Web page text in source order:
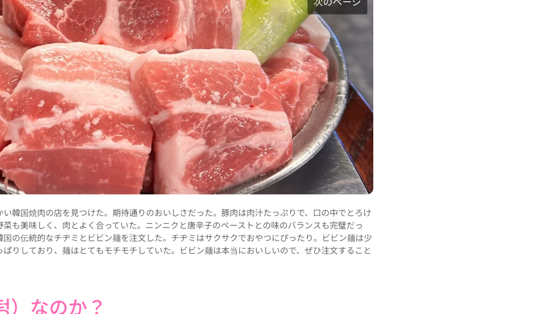
韓国焼肉の店を見つけた。期待通りのおいしさだった。豚肉は肉汁たっぷりで、口の中でとろけ
も美味しく、肉とよく合っていた。ニンニクと唐辛子のペーストとの味のバランスも完璧だっ
の伝統的なチヂミとビビン麺を注文した。チヂミはサクサクでおやつにぴったり。ビビン麺は少
りしており、麺はとてもモチモチしていた。ビビン麺は本当においしいので、ぜひ注文すること
）なのか？